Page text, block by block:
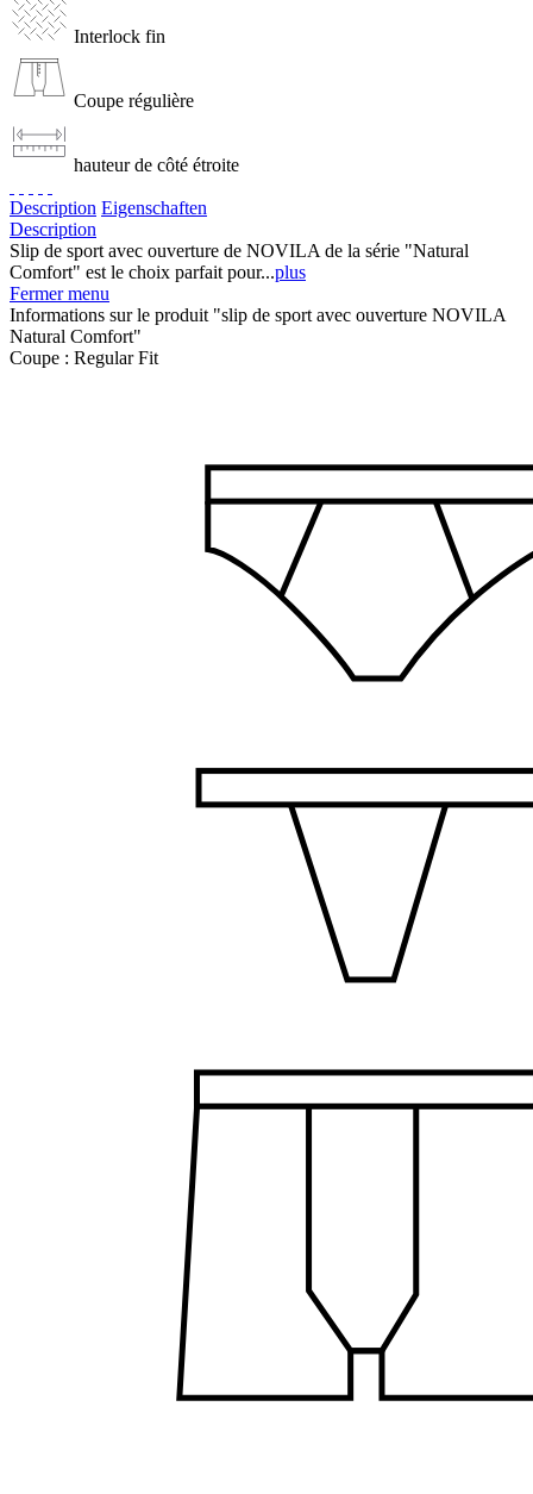
Interlock fin
Coupe régulière
hauteur de côté étroite
Description Eigenschaften
Description
Slip de sport avec ouverture de NOVILA de la série "Natural
Comfort" est le choix parfait pour...plus
Fermer menu
Informations sur le produit "slip de sport avec ouverture NOVILA
Natural Comfort"
Coupe : Regular Fit